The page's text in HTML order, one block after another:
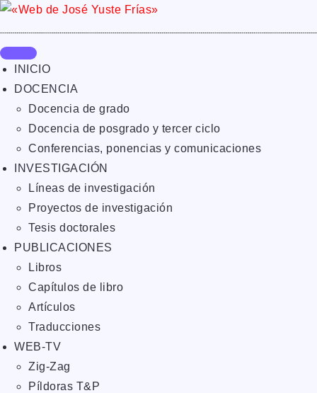
INICIO
DOCENCIA
Docencia de grado
Docencia de posgrado y tercer ciclo
Conferencias, ponencias y comunicaciones
INVESTIGACIÓN
Líneas de investigación
Proyectos de investigación
Tesis doctorales
PUBLICACIONES
Libros
Capítulos de libro
Artículos
Traducciones
WEB-TV
Zig-Zag
Píldoras T&P